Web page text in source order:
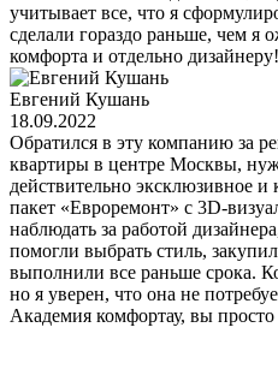
учитывает все, что я
сделали гораздо раньше, чем я
комфорта и отдельно дизайнеру!
Евгений Кушань
18.09.2022
Обратился в эту компанию за
квартиры в центре Москвы,
действительно эксклюзивное и
пакет «Евроремонт» с 3D-
наблюдать за работой
помогли выбрать стиль,
выполнили все раньше срока.
но я уверен, что она не
Академия комфортау, вы просто